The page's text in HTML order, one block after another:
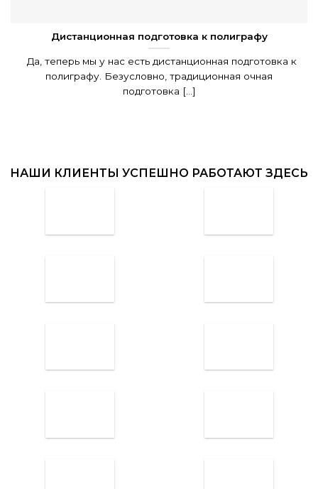
Дистанционная подготовка к полиграфу
Да, теперь мы у нас есть дистанционная подготовка к
полиграфу. Безусловно, традиционная очная
подготовка [...]
НАШИ КЛИЕНТЫ УСПЕШНО РАБОТАЮТ ЗДЕСЬ